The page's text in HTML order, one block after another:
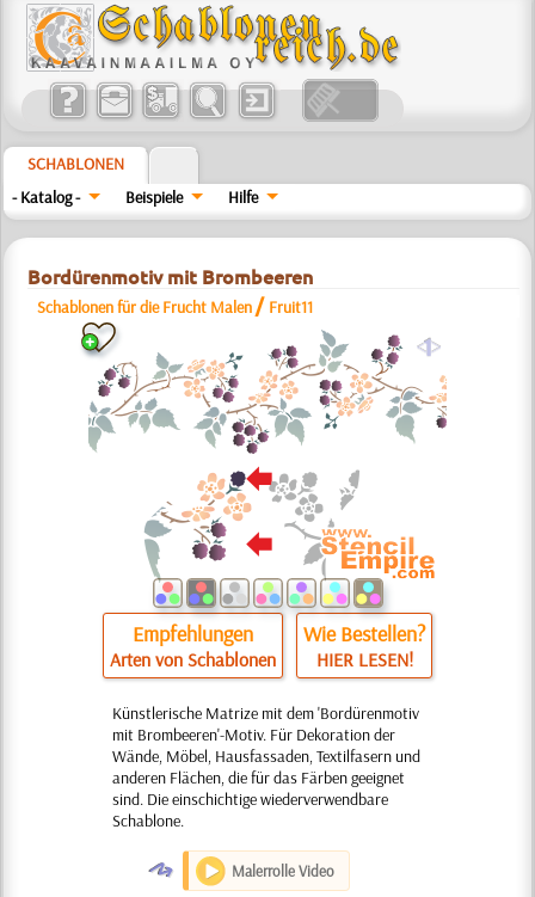
SCHABLONEN
- Katalog -
Beispiele Hilfe
Bordürenmotiv mit Brombeeren
Schablonen für die Frucht Malen / Fruit11
a
Empfehlungen
Arten von Schablonen
Wie Bestellen?
HIER LESEN!
Künstlerische Matrize mit dem 'Bordürenmotiv
mit Brombeeren'-Motiv. Für Dekoration der
Wände, Möbel, Hausfassaden, Textilfasern und
anderen Flächen, die für das Färben geeignet
sind. Die einschichtige wiederverwendbare
Schablone.
O Malerrolle Video